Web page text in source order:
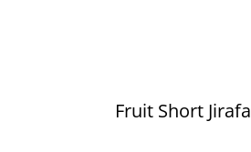
Fruit Short Jirafa